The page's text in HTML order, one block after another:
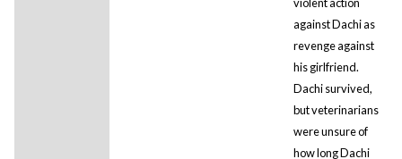
against Dachi as
revenge against
his girlfriend.
Dachi survived,
but veterinarians
were unsure of
how long Dachi